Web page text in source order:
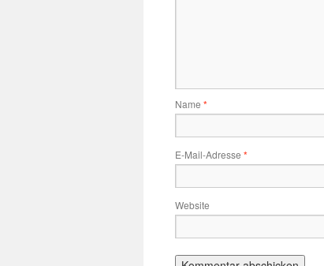
Name *
E-Mail-Adresse *
Website